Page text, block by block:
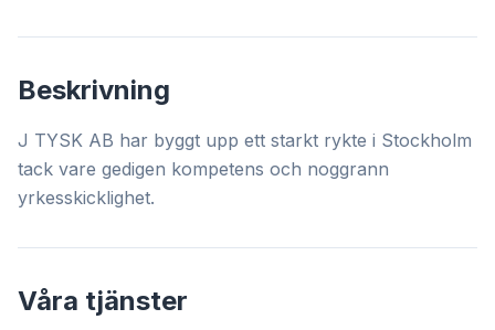
Beskrivning
J TYSK AB har byggt upp ett starkt rykte i Stockholm
tack vare gedigen kompetens och noggrann
yrkesskicklighet.
Våra tjänster